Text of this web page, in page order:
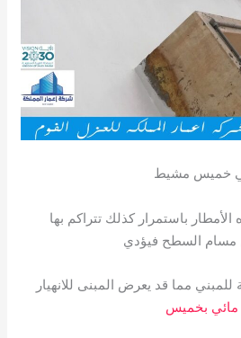
في خميس مشيط
باستمرار كذلك تتراكم بها
مسام السطح فيؤدي
للمبني مما قد يعرض المبنى للانهيار
بخميس